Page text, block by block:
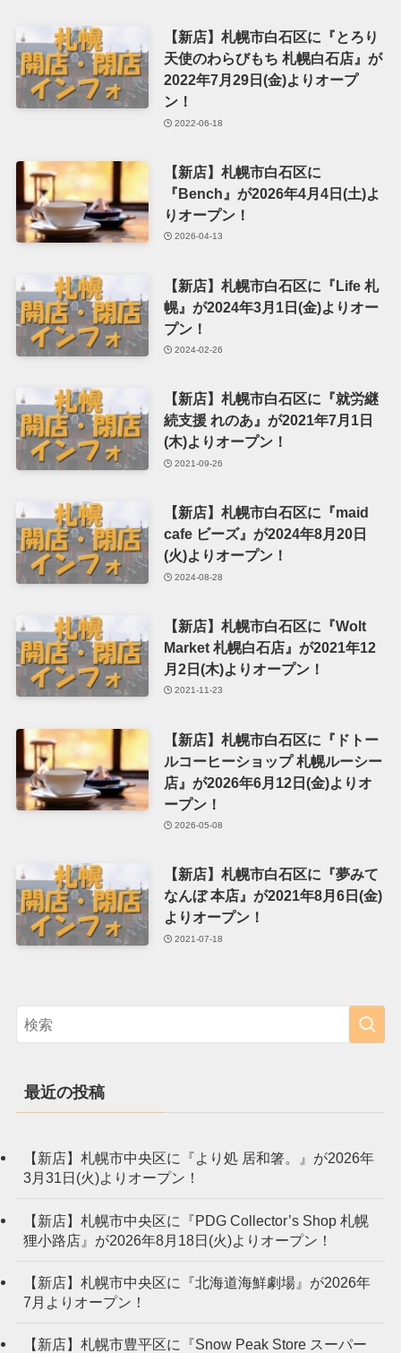
【新店】札幌市白石区に『とろり
天使のわらびもち 札幌白石店』が
2022年7月29日(金)よりオープ
ン！
2022-06-18
【新店】札幌市白石区に
『Bench』が2026年4月4日(土)よ
りオープン！
2026-04-13
【新店】札幌市白石区に『Life 札
幌』が2024年3月1日(金)よりオー
プン！
2024-02-26
【新店】札幌市白石区に『就労継
続支援 れのあ』が2021年7月1日
(木)よりオープン！
2021-09-26
【新店】札幌市白石区に『maid
cafe ビーズ』が2024年8月20日
(火)よりオープン！
2024-08-28
【新店】札幌市白石区に『Wolt
Market 札幌白石店』が2021年12
月2日(木)よりオープン！
2021-11-23
【新店】札幌市白石区に『ドトー
ルコーヒーショップ 札幌ルーシー
店』が2026年6月12日(金)よりオ
ープン！
2026-05-08
【新店】札幌市白石区に『夢みて
なんぼ 本店』が2021年8月6日(金)
よりオープン！
2021-07-18
最近の投稿
【新店】札幌市中央区に『より処 居和箸。』が2026年
3月31日(火)よりオープン！
【新店】札幌市中央区に『PDG Collector’s Shop 札幌
狸小路店』が2026年8月18日(火)よりオープン！
【新店】札幌市中央区に『北海道海鮮劇場』が2026年
7月よりオープン！
【新店】札幌市豊平区に『Snow Peak Store スーパー